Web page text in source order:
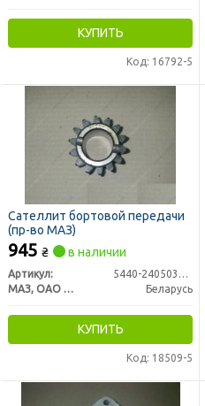
КУПИТЬ
Код: 16792-5
Сателлит бортовой передачи
(пр-во МАЗ)
945 ₴ в наличии
Артикул:
5440-2405035-001
МАЗ, ОАО «Минский автомобильный завод»
Беларусь
КУПИТЬ
Код: 18509-5